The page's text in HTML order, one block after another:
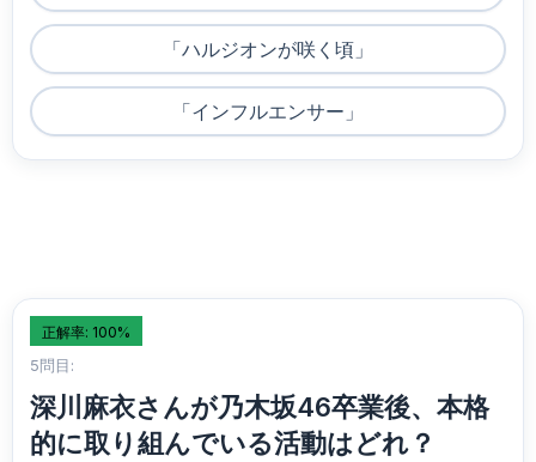
「ハルジオンが咲く頃」
「インフルエンサー」
正解率: 100%
5問目:
深川麻衣さんが乃木坂46卒業後、本格
的に取り組んでいる活動はどれ？